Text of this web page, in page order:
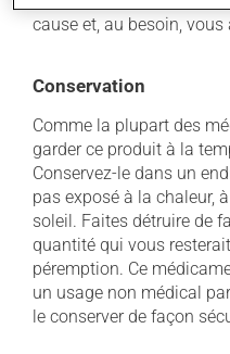
cause et, au besoin,
Conservation
Comme la plupart des
garder ce produit à la
Conservez-le dans un
pas exposé à la chaleur,
soleil. Faites détruire de
quantité qui vous
péremption. Ce
un usage non médical
le conserver de façon